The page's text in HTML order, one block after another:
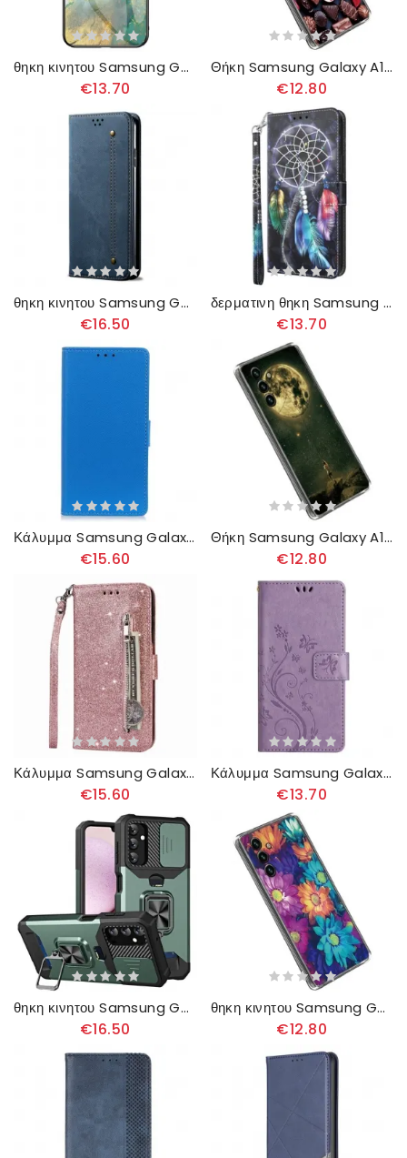
θηκη κινητου Samsung Galaxy A14 / A14 5G Μάρμαρο Tempered Glass
€13.70
Θήκη Samsung Galaxy A14 / A14 5G Εύκαμπτη Σοκολάτα
€12.80
θηκη κινητου Samsung Galaxy A14 / A14 5G Θήκη Flip Τζιν Ύφασμα
€16.50
δερματινη θηκη Samsung Galaxy A14 / A14 5G με κορδονι Strap Dream Catcher
€13.70
Κάλυμμα Samsung Galaxy A14 / A14 5G Κλασσικός
€15.60
Θήκη Samsung Galaxy A14 / A14 5G Ευέλικτο Άνθρωπος Της Σελήνης
€12.80
Κάλυμμα Samsung Galaxy A14 / A14 5G Sequin Glitter Style
€15.60
Κάλυμμα Samsung Galaxy A14 / A14 5G με κορδονι Strappy Floral
€13.70
θηκη κινητου Samsung Galaxy A14 / A14 5G Θήκη Κάρτας Και Κάλυμμα Κάμερας
€16.50
θηκη κινητου Samsung Galaxy A14 / A14 5G Ευέλικτο Λουλούδι
€12.80